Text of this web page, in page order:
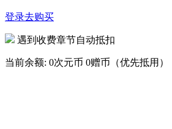
登录去购买
遇到收费章节自动抵扣
当前余额: 0次元币 0赠币（优先抵用）